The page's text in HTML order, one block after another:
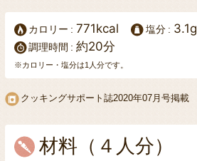
カロリー 771kcal 塩分 3.1g
調理時間 約20分
※カロリー・塩分は1人分です。
クッキングサポート誌2020年07月号掲載
材料（４人分）